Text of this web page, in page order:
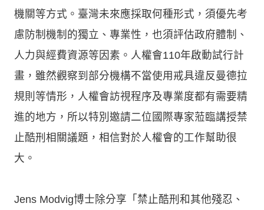
機關等方式。臺灣未來應採取何種形式，須優先考
慮防制機制的獨立、專業性，也須評估政府體制、
人力與經費資源等因素。人權會110年啟動試行計
畫，雖然觀察到部分機構不當使用戒具違反曼德拉
規則等情形，人權會訪視程序及專業度都有需要精
進的地方，所以特別邀請二位國際專家蒞臨講授禁
止酷刑相關議題，相信對於人權會的工作幫助很
大。
Jens Modvig博士除分享「禁止酷刑和其他殘忍、